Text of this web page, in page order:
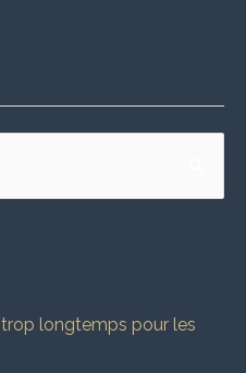
longtemps pour les